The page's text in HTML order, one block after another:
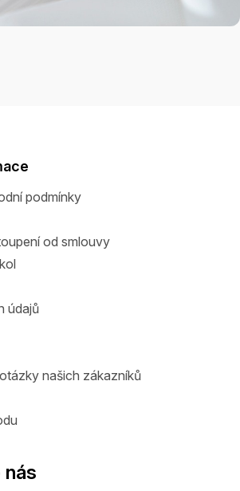
podmínky
od smlouvy
údajů
našich zákazníků